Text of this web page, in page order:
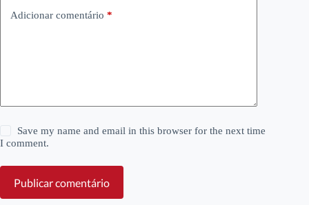
Adicionar comentário *
Save my name and email in this browser for the next time
I comment.
Publicar comentário